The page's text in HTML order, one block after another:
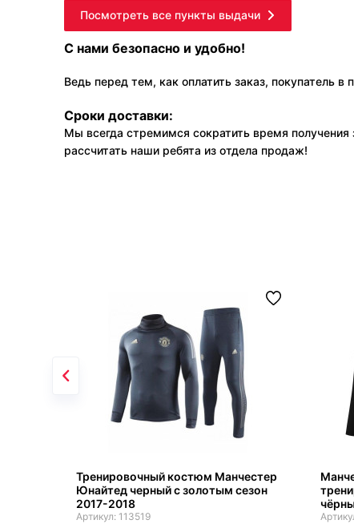
Посмотреть все пункты выдачи
С нами безопасно и удобно!
Ведь перед тем, как оплатить заказ, покупатель
Сроки доставки:
Мы всегда стремимся сократить время
рассчитать наши ребята из отдела продаж!
Тренировочный костюм Манчестер
Юнайтед черный с золотым сезон
2017-2018
113519